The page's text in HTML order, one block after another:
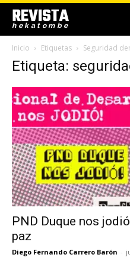
REVISTA
hekatombe
Inicio Etiquetas Seguridad
Etiqueta:
PND Duque nos
paz
Diego Fernando Carrero Barón -